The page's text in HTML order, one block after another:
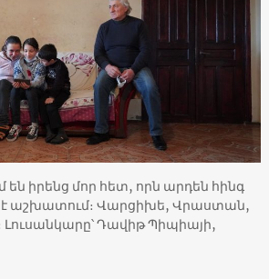
իրենց մոր հետ, որն արդեն հինգ
է աշխատում։ Վարցիխե, Վրաստան,
Լուսանկարը՝ Դավիթ Պիպիայի,